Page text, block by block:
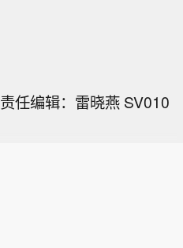
责任编辑：雷晓燕 SV010